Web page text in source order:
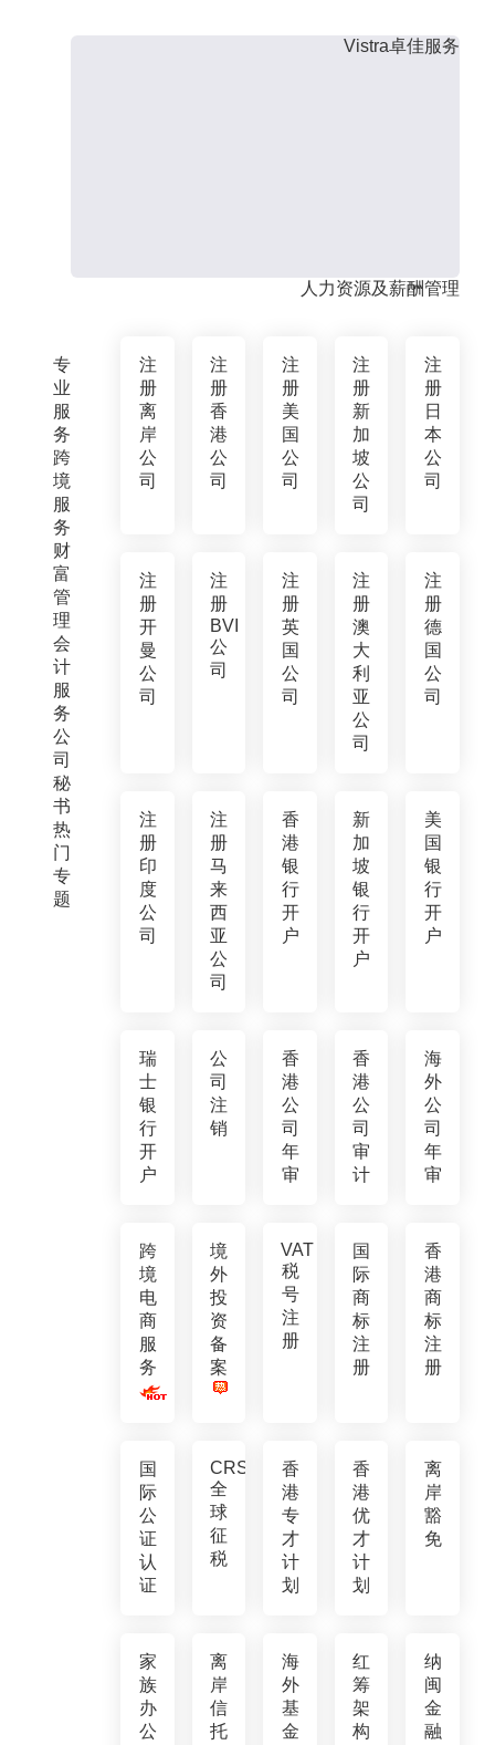
专
业
服
务
跨
境
服
务
财
富
管
理
会
计
服
务
公
司
秘
书
热
门
专
题
Vistra卓佳服务
人力资源及薪酬管理
注
册
离
岸
公
司
注
册
香
港
公
司
注
册
美
国
公
司
注
册
新
加
坡
公
司
注
册
日
本
公
司
注
册
开
曼
公
司
注
册
BVI
公
司
注
册
英
国
公
司
注
册
澳
大
利
亚
公
司
注
册
德
国
公
司
注
册
印
度
公
司
注
册
马
来
西
亚
公
司
香
港
银
行
开
户
新
加
坡
银
行
开
户
美
国
银
行
开
户
瑞
士
银
行
开
户
公
司
注
销
香
港
公
司
年
审
香
港
公
司
审
计
海
外
公
司
年
审
跨
境
电
商
服
务
境
外
投
资
备
案
VAT
税
号
注
册
国
际
商
标
注
册
香
港
商
标
注
册
国
际
公
证
认
证
CRS
全
球
征
税
香
港
专
才
计
划
香
港
优
才
计
划
离
岸
豁
免
家
族
办
公
离
岸
信
托
海
外
基
金
红
筹
架
构
纳
闽
金
融